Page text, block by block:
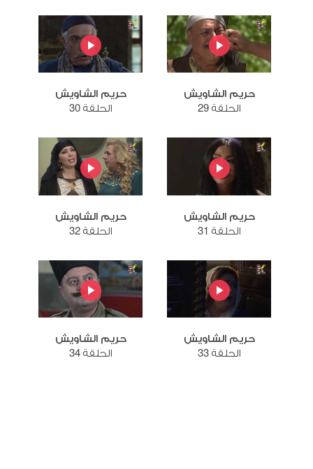
حريم الشاويش
الحلقة 29
حريم الشاويش
الحلقة 30
حريم الشاويش
الحلقة 31
حريم الشاويش
الحلقة 32
حريم الشاويش
الحلقة 33
حريم الشاويش
الحلقة 34